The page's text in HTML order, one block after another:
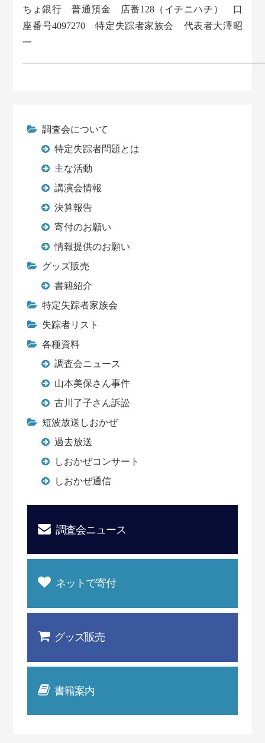
ちょ銀行 普通預金 店番128（イチニハチ） 口
座番号4097270 特定失踪者家族会 代表者大澤昭
一
調査会について
特定失踪者問題とは
主な活動
講演会情報
決算報告
寄付のお願い
情報提供のお願い
グッズ販売
書籍紹介
特定失踪者家族会
失踪者リスト
各種資料
調査会ニュース
山本美保さん事件
古川了子さん訴訟
短波放送しおかぜ
過去放送
しおかぜコンサート
しおかぜ通信
調査会ニュース
ネットで寄付
グッズ販売
書籍案内